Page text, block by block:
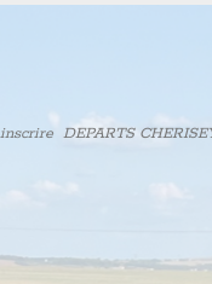
DEPARTS